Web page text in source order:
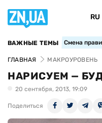
RU
ВАЖНЫЕ ТЕМЫ Смена
ГЛАВНАЯ МАКРОУРОВЕНЬ
НАРИСУЕМ —
20 сентября, 2013, 19:09
Поделиться